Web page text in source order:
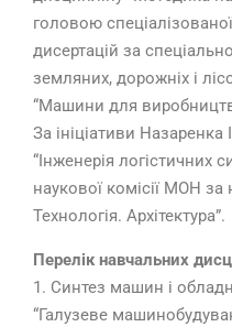
головою
дисертацій за
земляних, дорожніх і
“Машини для
За ініціативи Назаренка
“Інженерія логістичних
наукової комісії МОН
Технологія. Архітектура”.
Перелік навчальних
1. Синтез машин і
“Галузеве